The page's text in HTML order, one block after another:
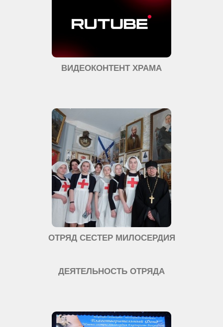
ВИДЕОКОНТЕНТ ХРАМА
ОТРЯД СЕСТЕР МИЛОСЕРДИЯ
ДЕЯТЕЛЬНОСТЬ ОТРЯДА